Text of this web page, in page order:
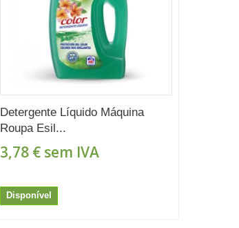
Detergente Líquido Máquina
Roupa Esil...
3,78 €sem IVA
Disponível